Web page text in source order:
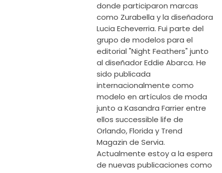
donde participaron marcas
como Zurabella y la diseñadora
Lucia Echeverria. Fui parte del
grupo de modelos para el
editorial "Night Feathers" junto
al diseñador Eddie Abarca. He
sido publicada
internacionalmente como
modelo en artículos de moda
junto a Kasandra Farrier entre
ellos successible life de
Orlando, Florida y Trend
Magazin de Servia.
Actualmente estoy a la espera
de nuevas publicaciones como